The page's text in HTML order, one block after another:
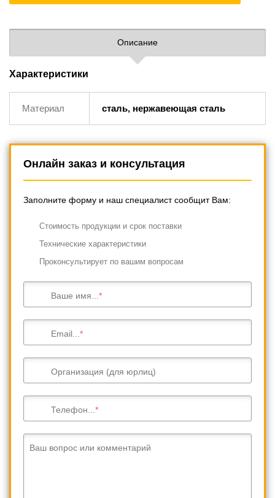
Описание
Характеристики
Материал сталь, нержавеющая сталь
Онлайн заказ и консультация
Заполните форму и наш специалист сообщит Вам:
Cтоимость продукции и срок поставки
Технические характеристики
Проконсультирует по вашим вопросам
Ваше имя...
Email...
Организация (для юрлиц)
Телефон...
Ваш вопрос или комментарий